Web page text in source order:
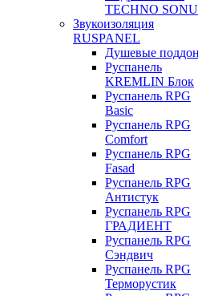
TECHNO
Звукоизоляция
RUSPANEL
Душевые
Руспанель
KREMLIN Блок
Руспанель RPG
Basic
Руспанель RPG
Comfort
Руспанель RPG
Fasad
Руспанель RPG
Антистук
Руспанель RPG
ГРАДИЕНТ
Руспанель RPG
Сэндвич
Руспанель RPG
Терморустик